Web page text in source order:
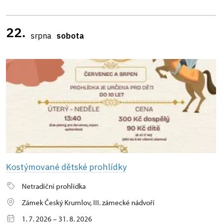
22. srpna sobota
Kostýmované dětské prohlídky
Netradiční prohlídka
Zámek Český Krumlov, III. zámecké nádvoří
1. 7. 2026 – 31. 8. 2026